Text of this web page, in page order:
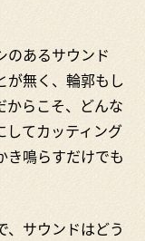
のあるサウンド
が無く、輪郭もし
からこそ、どんな
してカッティング
き鳴らすだけでも
、サウンドはどう